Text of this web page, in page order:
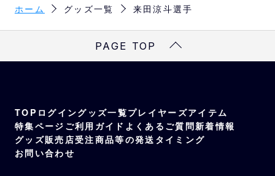
ホーム グッズ一覧 来田涼斗選手
PAGE TOP
TOP ログイングッズ一覧プレイヤーズアイテム
特集ページ ご利用ガイド よくあるご質問新着情報
グッズ販売店受注商品等の発送タイミング
お問い合わせ